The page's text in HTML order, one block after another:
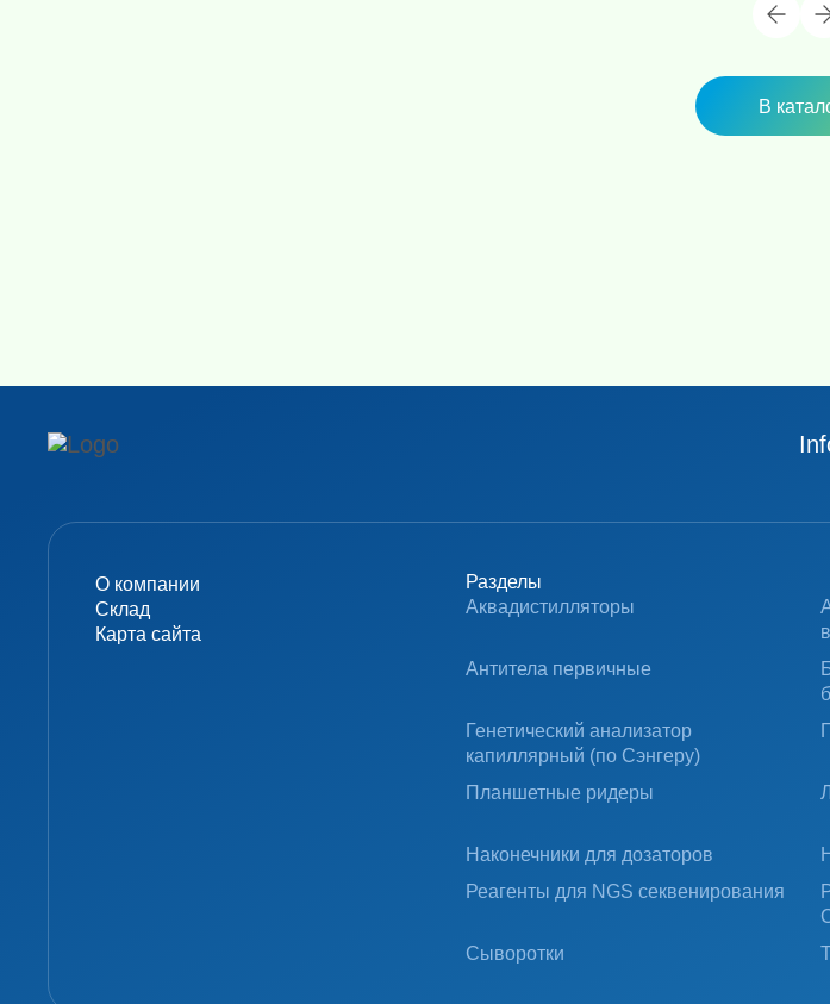
В
О компании
Склад
Карта сайта
Разделы
Аквадистилляторы
Антитела первичные
Генетический анализатор
капиллярный (по Сэнгеру)
Планшетные ридеры
Наконечники для дозаторов
Реагенты для NGS секвенирования
Сыворотки